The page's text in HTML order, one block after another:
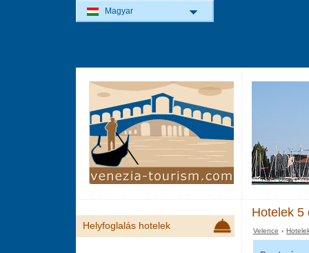
Hotelek 5
Velence ›
Helyfoglalás hotelek
Magyar